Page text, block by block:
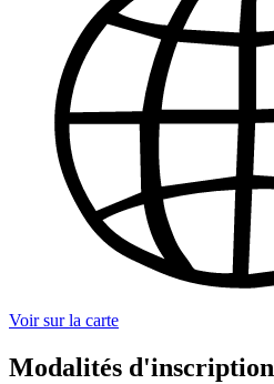
Voir sur la carte
Modalités d'inscription